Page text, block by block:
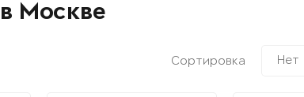
Москве
Сортировка Нет